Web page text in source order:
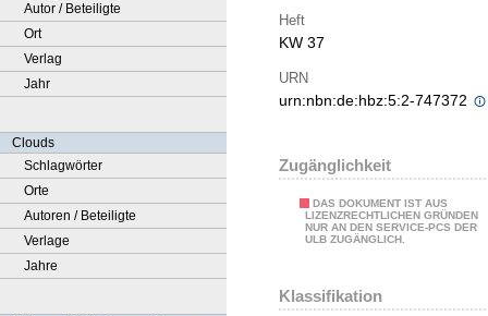
Autor / Beteiligte
Ort
Verlag
Jahr
Clouds
Schlagwörter
Orte
Autoren / Beteiligte
Verlage
Jahre
Heft
KW 37
URN
urn:nbn:de:hbz:5:2-747372
Zugänglichkeit
DAS DOKUMENT IST AUS
LIZENZRECHTLICHEN GRÜNDEN
NUR AN DEN SERVICE-PCS DER
ULB ZUGÄNGLICH.
Klassifikation